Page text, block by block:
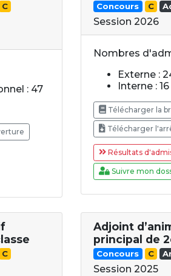
C
: 47
Concours C
Session 2026
Nombres
Externe :
Interne : 16
Télécharger la
Télécharger
Résultats
Suivre mon
C
Adjoint
principal de
Concours C
Session 2025